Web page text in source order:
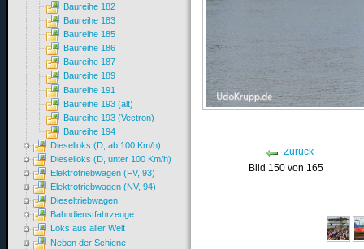
Zurück
Bild 150 von 165
Baureihe 182
Baureihe 183
Baureihe 185
Baureihe 186
Baureihe 187
Baureihe 189
Baureihe 191
Baureihe 193 (alt)
Baureihe 193 (Vectron)
Baureihe 194
Dieselloks (D, ab 100 Km/h)
Dieselloks (D, unter 100 Km/h)
Elektrotriebwagen (FV, 93)
Elektrotriebwagen (NV, 94)
Dieseltriebwagen
Bahndienstfahrzeuge
Loks aus aller Welt
Neben der Schiene